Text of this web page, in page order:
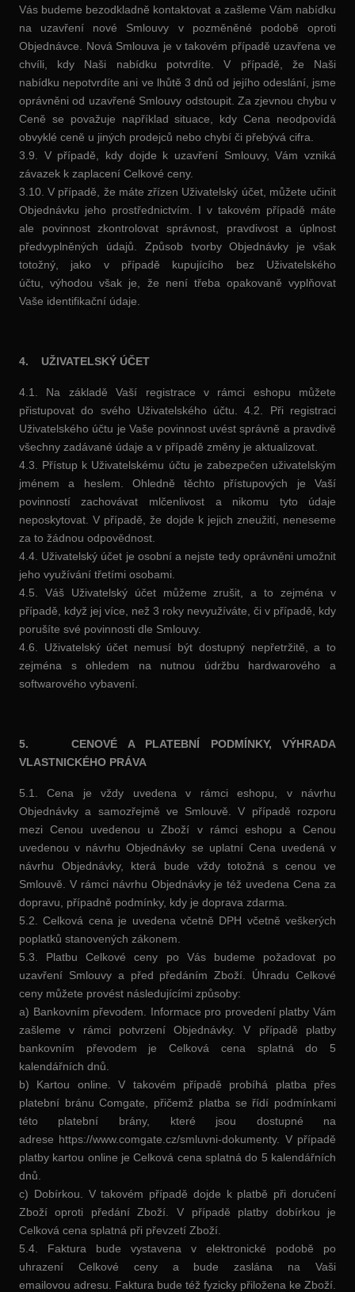
Vás budeme bezodkladně kontaktovat a zašleme Vám nabídku
na uzavření nové Smlouvy v pozměněné podobě oproti
Objednávce. Nová Smlouva je v takovém případě uzavřena ve
chvíli, kdy Naši nabídku potvrdíte. V případě, že Naši
nabídku nepotvrdíte ani ve lhůtě 3 dnů od jejího odeslání, jsme
oprávněni od uzavřené Smlouvy odstoupit. Za zjevnou chybu v
Ceně se považuje například situace, kdy Cena neodpovídá
obvyklé ceně u jiných prodejců nebo chybí či přebývá cifra.
3.9. V případě, kdy dojde k uzavření Smlouvy, Vám vzniká
závazek k zaplacení Celkové ceny.
3.10. V případě, že máte zřízen Uživatelský účet, můžete učinit
Objednávku jeho prostřednictvím. I v takovém případě máte
ale povinnost zkontrolovat správnost, pravdivost a úplnost
předvyplněných údajů. Způsob tvorby Objednávky je však
totožný, jako v případě kupujícího bez Uživatelského
účtu, výhodou však je, že není třeba opakovaně vyplňovat
Vaše identifikační údaje.
4. UŽIVATELSKÝ ÚČET
4.1. Na základě Vaší registrace v rámci eshopu můžete
přistupovat do svého Uživatelského účtu. 4.2. Při registraci
Uživatelského účtu je Vaše povinnost uvést správně a pravdivě
všechny zadávané údaje a v případě změny je aktualizovat.
4.3. Přístup k Uživatelskému účtu je zabezpečen uživatelským
jménem a heslem. Ohledně těchto přístupových je Vaší
povinností zachovávat mlčenlivost a nikomu tyto údaje
neposkytovat. V případě, že dojde k jejich zneužití, neneseme
za to žádnou odpovědnost.
4.4. Uživatelský účet je osobní a nejste tedy oprávněni umožnit
jeho využívání třetími osobami.
4.5. Váš Uživatelský účet můžeme zrušit, a to zejména v
případě, když jej více, než 3 roky nevyužíváte, či v případě, kdy
porušíte své povinnosti dle Smlouvy.
4.6. Uživatelský účet nemusí být dostupný nepřetržitě, a to
zejména s ohledem na nutnou údržbu hardwarového a
softwarového vybavení.
5. CENOVÉ A PLATEBNÍ PODMÍNKY, VÝHRADA
VLASTNICKÉHO PRÁVA
5.1. Cena je vždy uvedena v rámci eshopu, v návrhu
Objednávky a samozřejmě ve Smlouvě. V případě rozporu
mezi Cenou uvedenou u Zboží v rámci eshopu a Cenou
uvedenou v návrhu Objednávky se uplatní Cena uvedená v
návrhu Objednávky, která bude vždy totožná s cenou ve
Smlouvě. V rámci návrhu Objednávky je též uvedena Cena za
dopravu, případně podmínky, kdy je doprava zdarma.
5.2. Celková cena je uvedena včetně DPH včetně veškerých
poplatků stanovených zákonem.
5.3. Platbu Celkové ceny po Vás budeme požadovat po
uzavření Smlouvy a před předáním Zboží. Úhradu Celkové
ceny můžete provést následujícími způsoby:
a) Bankovním převodem. Informace pro provedení platby Vám
zašleme v rámci potvrzení Objednávky. V případě platby
bankovním převodem je Celková cena splatná do 5
kalendářních dnů.
b) Kartou online. V takovém případě probíhá platba přes
platební bránu Comgate, přičemž platba se řídí podmínkami
této platební brány, které jsou dostupné na
adrese https://www.comgate.cz/smluvni-dokumenty. V případě
platby kartou online je Celková cena splatná do 5 kalendářních
dnů.
c) Dobírkou. V takovém případě dojde k platbě při doručení
Zboží oproti předání Zboží. V případě platby dobírkou je
Celková cena splatná při převzetí Zboží.
5.4. Faktura bude vystavena v elektronické podobě po
uhrazení Celkové ceny a bude zaslána na Vaši
emailovou adresu. Faktura bude též fyzicky přiložena ke Zboží.